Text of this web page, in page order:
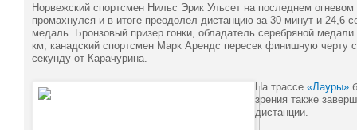
Норвежский спортсмен Нильс Эрик Ульсет на последнем
промахнулся и в итоге преодолел дистанцию за 30 минут и 24,6
медаль. Бронзовый призер гонки, обладатель серебряной медали
км, канадский спортсмен Марк Арендс пересек финишную черту
секунду от Карачурина.
На трассе «Лауры»
зрения также
дистанции.